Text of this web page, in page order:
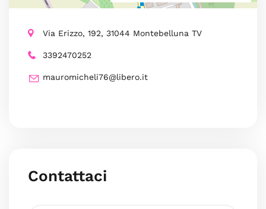
Via Erizzo, 192, 31044 Montebelluna TV
3392470252
mauromicheli76@libero.it
Contattaci